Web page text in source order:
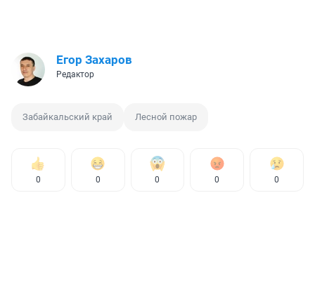
Егор Захаров
Редактор
Забайкальский край Лесной пожар
0 0 0 0 0